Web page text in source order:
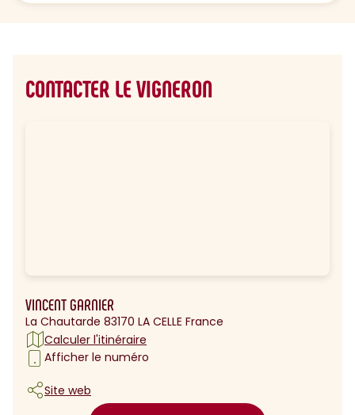
CONTACTER LE VIGNERON
VINCENT GARNIER
La Chautarde 83170 LA CELLE France
Calculer l'itinéraire
Afficher le numéro
Site web